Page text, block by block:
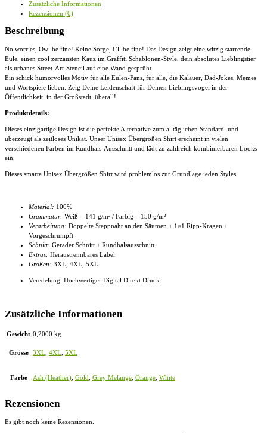
Übergrößenshirt
Zusätzliche Informationen
Rezensionen (0)
Beschreibung
No worries, Owl be fine! Keine Sorge, I’ll be fine! Das Design zeigt eine witzig starrende
Eule, einen cool zerzausten Kauz im Graffiti Schablonen-Style, dein absolutes Lieblingstier
als urbanes Street-Art-Stencil auf eine Wand gesprüht.
Ein schick humorvolles Motiv für alle Eulen-Fans, für alle, die Kalauer, Dad-Jokes, Memes
und Wortspiele lieben. Zeig Deine Leidenschaft für Deinen Lieblingsvogel in der
Öffentlichkeit, in der Großstadt, überall!
Produktdetails:
Dieses einzigartige Design ist die perfekte Alternative zum alltäglichen Standard und
überzeugt als zeitloses Unikat. Unser Unisex Übergrößen Shirt erscheint in vielen
verschiedenen Farben im Rundhals-Ausschnitt und lädt zu zahlreich kombinierbaren Looks
ein.
Dieses smarte Unisex Übergrößen Shirt wird problemlos zur Grundlage jeden Styles.
Material: 100%
Grammatur: Weiß – 141 g/m² / Farbig – 150 g/m²
Verarbeitung: Doppelte Steppnaht an den Säumen + 1×1 Ripp-Kragen +
Vorgeschrumpft
Schnitt: Gerader Schnitt + Rundhalsausschnitt
Extras: Heraustrennbares Label
Größen: 3XL, 4XL , 5XL
Veredelung: Hochwertiger Digital Direkt Druck
Zusätzliche Informationen
Gewicht 0,2000 kg
Grösse 3XL 4XL 5XL
Farbe Ash (Heather) Gold Grey Melange Orange White
Rezensionen
Es gibt noch keine Rezensionen.